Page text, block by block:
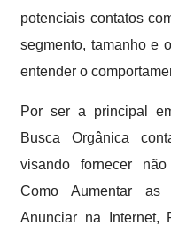
potenciais contatos
segmento, tamanho e
entender o
Por ser a principal
Busca Orgânica
visando fornecer
Como Aumentar as
Anunciar na Internet,